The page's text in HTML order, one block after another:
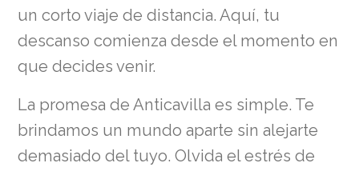
un corto viaje de distancia. Aquí, tu
descanso comienza desde el momento en
que decides venir.
La promesa de Anticavilla es simple. Te
brindamos un mundo aparte sin alejarte
demasiado del tuyo. Olvida el estrés de